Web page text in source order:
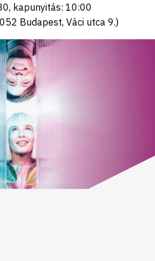
kapunyitás: 10:00
Budapest, Váci utca 9.)